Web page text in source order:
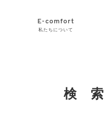
E-comfort
私たちについて
検 索